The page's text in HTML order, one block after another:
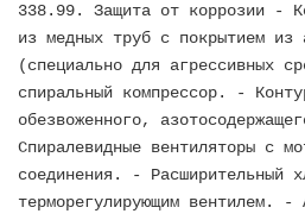
338.99. Защита от коррозии -
из медных труб с покрытием из
(специально для агрессивных
спиральный компрессор. -
обезвоженного,
Спиралевидные вентиляторы с
соединения. - Расширительный
терморегулирующим вентилем. -